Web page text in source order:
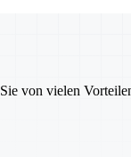
von vielen